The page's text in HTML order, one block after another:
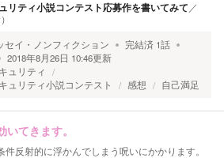
リティ小説コンテスト応募作を書いてみて ／
セイ・ノンフィクション 完結済 1話
2018年8月26日 10:46更新
ュリティ
ュリティ小説コンテスト
感想 自己満足
いてきます。
件反射的に浮かんでしまう呪いにかかります。